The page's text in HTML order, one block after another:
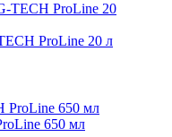
ProLine 20 л
650 мл